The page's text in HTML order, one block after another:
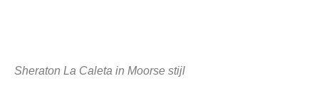
Sheraton La Caleta in Moorse stijl